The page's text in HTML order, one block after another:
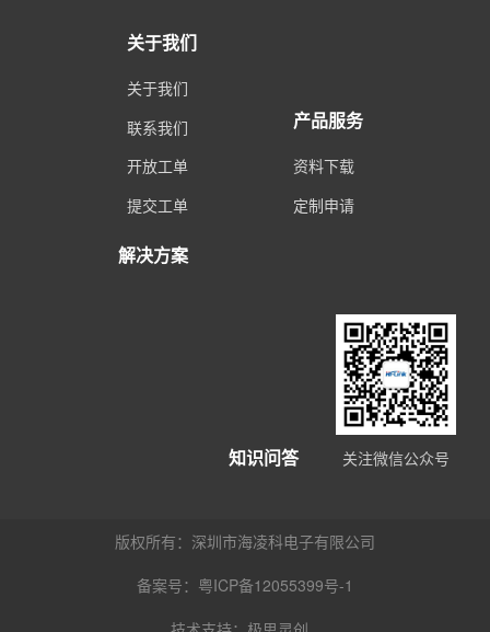
关于我们
关于我们
联系我们
开放工单
提交工单
产品服务
资料下载
定制申请
知识问答
解决方案
关注微信公众号
版权所有：深圳市海凌科电子有限公司
备案号：粤ICP备12055399号-1